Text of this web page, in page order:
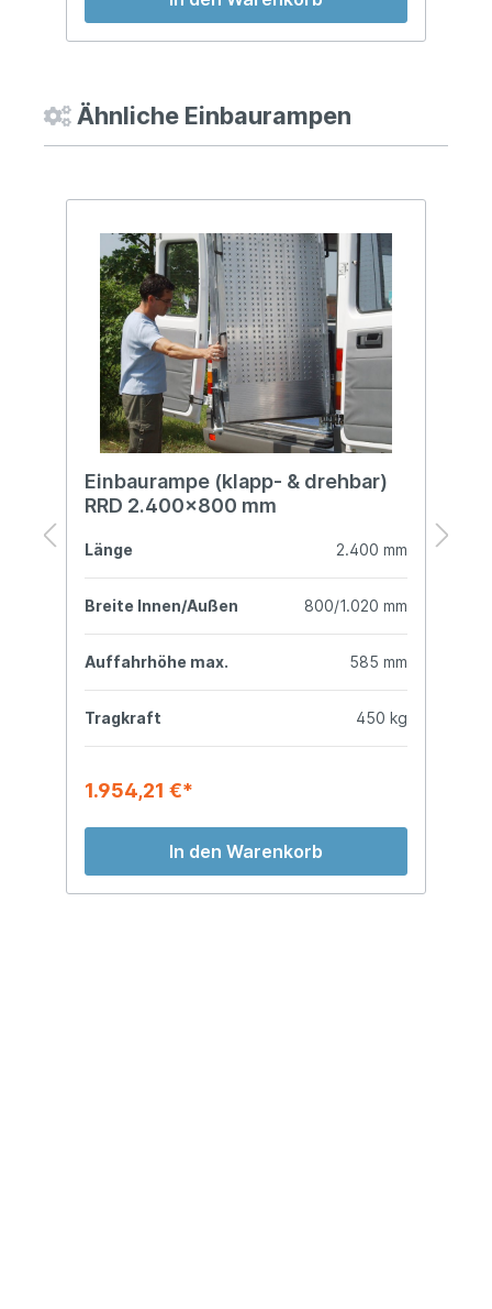
Ähnliche Einbaurampen
Einbaurampe (klapp- & drehbar)
RRD 2.400x800 mm
Länge 2.400 mm
Breite Innen/Außen 800/1.020 mm
Auffahrhöhe max. 585 mm
Tragkraft 450 kg
1.954,21 €*
In den Warenkorb